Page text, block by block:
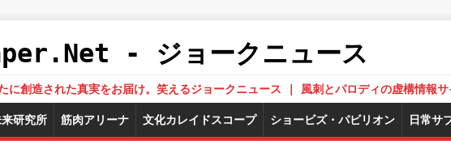
- ジョークニュース
造された真実をお届け。笑えるジョークニュース | 風刺とパロディの虚構情報サ
研究所 筋肉アリーナ 文化カレイドスコープ ショービズ・パビリオン 日常サ